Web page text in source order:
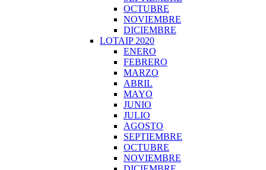
OCTUBRE
NOVIEMBRE
DICIEMBRE
LOTAIP 2020
ENERO
FEBRERO
MARZO
ABRIL
MAYO
JUNIO
JULIO
AGOSTO
SEPTIEMBRE
OCTUBRE
NOVIEMBRE